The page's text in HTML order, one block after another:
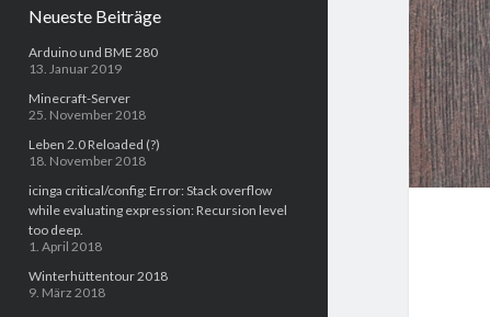
Neueste Beiträge
Arduino und BME 280
13. Januar 2019
Minecraft-Server
25. November 2018
Leben 2.0 Reloaded (?)
18. November 2018
icinga critical/config: Error: Stack overflow
while evaluating expression: Recursion level
too deep.
1. April 2018
Winterhüttentour 2018
9. März 2018